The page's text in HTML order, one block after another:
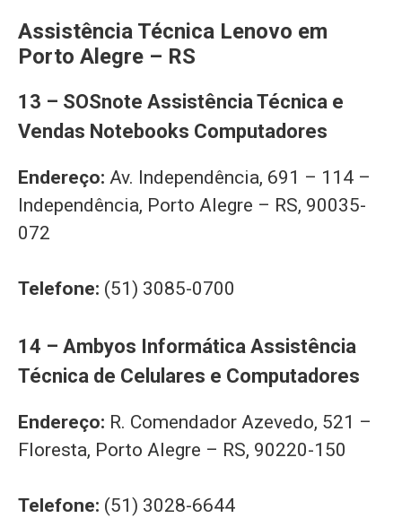
Assistência Técnica Lenovo em
Porto Alegre – RS
13 – SOSnote Assistência Técnica e
Vendas Notebooks Computadores
Endereço: Av. Independência, 691 – 114 –
Independência, Porto Alegre – RS, 90035-
072
Telefone: (51) 3085-0700
14 – Ambyos Informática Assistência
Técnica de Celulares e Computadores
Endereço: R. Comendador Azevedo, 521 –
Floresta, Porto Alegre – RS, 90220-150
Telefone: (51) 3028-6644